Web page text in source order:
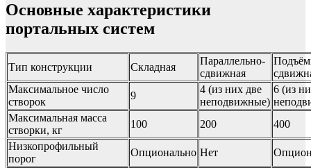
Основные характеристики
портальных систем
Тип конструкции Складная
Параллельно-
сдвижная
Максимальное число
створок
9
4 (из них две
неподвижные)
6 (из
Максимальная масса
створки, кг
100 200
400
Низкопрофильный
порог
Опционально Нет